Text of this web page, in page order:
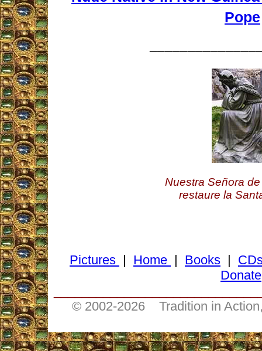
Pope
Nuestra Señora
restaure la
Pictures Home Books
Donate
© 2002-2026 Tradition in